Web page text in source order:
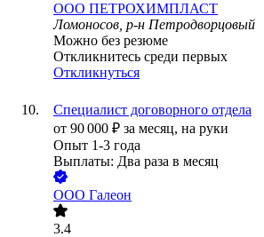
ООО ПЕТРОХИМПЛАСТ
Ломоносов, р-н Петродворцовый
Можно без резюме
Откликнитесь среди первых
Откликнуться
Специалист договорного отдела
от 90 000 ₽ за месяц, на руки
Опыт 1-3 года
Выплаты: Два раза в месяц
ООО Галеон
3.4